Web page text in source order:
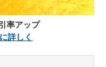
率アップ
詳しく